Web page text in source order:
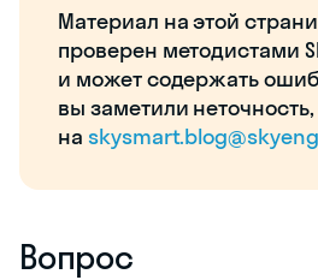
Материал на этой
проверен методистами
и может содержать
вы заметили
на
Вопрос